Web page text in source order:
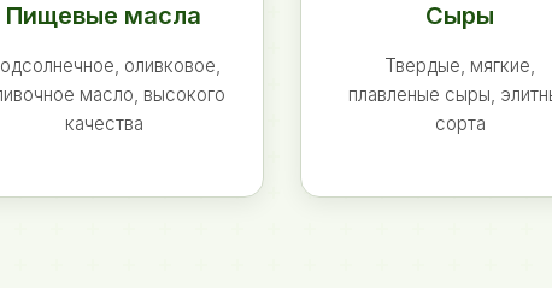
Пищевые масла
оливковое,
масло, высокого
качества
Сыры
Твердые, мягкие,
плавленые сыры,
сорта